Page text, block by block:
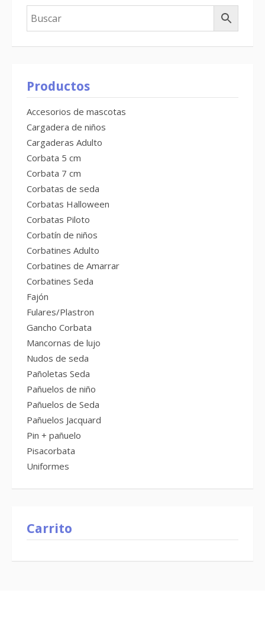
Productos
Accesorios de mascotas
Cargadera de niños
Cargaderas Adulto
Corbata 5 cm
Corbata 7 cm
Corbatas de seda
Corbatas Halloween
Corbatas Piloto
Corbatín de niños
Corbatines Adulto
Corbatines de Amarrar
Corbatines Seda
Fajón
Fulares/Plastron
Gancho Corbata
Mancornas de lujo
Nudos de seda
Pañoletas Seda
Pañuelos de niño
Pañuelos de Seda
Pañuelos Jacquard
Pin + pañuelo
Pisacorbata
Uniformes
Carrito